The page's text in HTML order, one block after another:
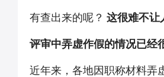
有查出来的呢？ 这很难不让
评审中弄虚作假的情况已
近年来，各地因职称材料弄